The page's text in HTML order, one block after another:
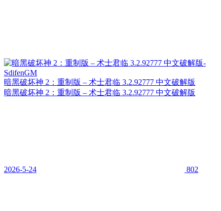
暗黑破坏神 2：重制版 – 术士君临 3.2.92777 中文破解版
暗黑破坏神 2：重制版 – 术士君临 3.2.92777 中文破解版
2026-5-24 802